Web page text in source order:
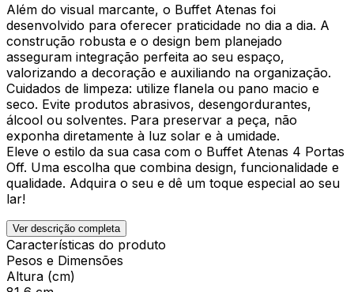
Além do visual marcante, o Buffet Atenas foi
desenvolvido para oferecer praticidade no dia a dia. A
construção robusta e o design bem planejado
asseguram integração perfeita ao seu espaço,
valorizando a decoração e auxiliando na organização.
Cuidados de limpeza: utilize flanela ou pano macio e
seco. Evite produtos abrasivos, desengordurantes,
álcool ou solventes. Para preservar a peça, não
exponha diretamente à luz solar e à umidade.
Eleve o estilo da sua casa com o Buffet Atenas 4 Portas
Off. Uma escolha que combina design, funcionalidade e
qualidade. Adquira o seu e dê um toque especial ao seu
lar!
Ver descrição completa
Características do produto
Pesos e Dimensões
Altura (cm)